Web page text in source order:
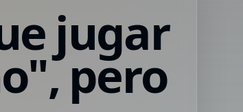
jugar
pero